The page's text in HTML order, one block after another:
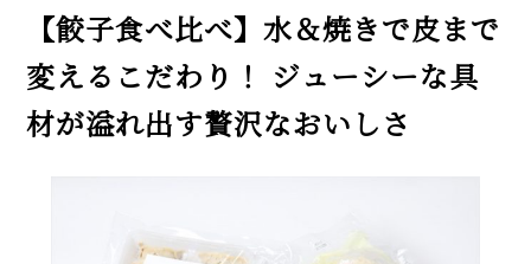
【餃子食べ比べ】水＆焼きで皮まで
変えるこだわり！ ジューシーな具
材が溢れ出す贅沢なおいしさ